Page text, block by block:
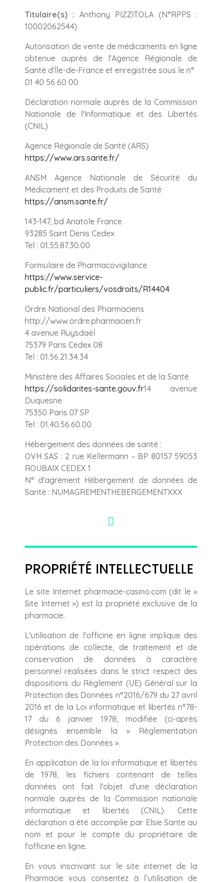
Titulaire(s) : Anthony PIZZITOLA (N°RPPS :
10002062544)
Autorisation de vente de médicaments en ligne
obtenue auprès de l'Agence Régionale de
Santé d'Île-de-France et enregistrée sous le n°
01 40 56 60 00
Déclaration normale auprès de la Commission
Nationale de l'Informatique et des Libertés
(CNIL)
Agence Régionale de Santé (ARS)
https://www.ars.sante.fr/
ANSM Agence Nationale de Sécurité du
Médicament et des Produits de Santé
https://ansm.sante.fr/
143-147, bd Anatole France
93285 Saint Denis Cedex
Tel : 01.55.87.30.00
Formulaire de Pharmacovigilance
https://www.service-
public.fr/particuliers/vosdroits/R14404
Ordre National des Pharmaciens
http://www.ordre.pharmacien.fr
4 avenue Ruysdaël
75379 Paris Cedex 08
Tel : 01.56.21.34.34
Ministère des Affaires Sociales et de la Santé
https://solidarites-sante.gouv.fr14 avenue
Duquesne
75350 Paris 07 SP
Tel : 01.40.56.60.00
Hébergement des données de santé :
OVH SAS : 2 rue Kellermann – BP 80157 59053
ROUBAIX CEDEX 1
N° d'agrément Hébergement de données de
Santé : NUMAGREMENTHEBERGEMENTXXX
PROPRIÉTÉ INTELLECTUELLE
Le site Internet pharmacie-casino.com (dit le «
Site Internet ») est la propriété exclusive de la
pharmacie.
L'utilisation de l'officine en ligne implique des
opérations de collecte, de traitement et de
conservation de données à caractère
personnel réalisées dans le strict respect des
dispositions du Règlement (UE) Général sur la
Protection des Données n°2016/679 du 27 avril
2016 et de la Loi informatique et libertés n°78-
17 du 6 janvier 1978, modifiée (ci-après
désignés ensemble la « Règlementation
Protection des Données ».
En application de la loi informatique et libertés
de 1978, les fichiers contenant de telles
données ont fait l'objet d'une déclaration
normale auprès de la Commission nationale
informatique et libertés (CNIL). Cette
déclaration a été accomplie par Elsie Sante au
nom et pour le compte du propriétaire de
l'officine en ligne.
En vous inscrivant sur le site internet de la
Pharmacie vous consentez à l’utilisation de